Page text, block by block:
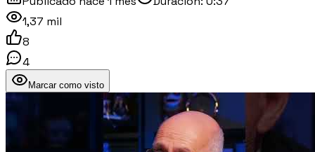
1,37 mil
8
4
Marcar como visto